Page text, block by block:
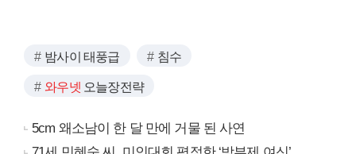
밤사이 태풍급 침수
와우넷 오늘장전략
5cm 왜소남이 한 달 만에 거물 된 사연